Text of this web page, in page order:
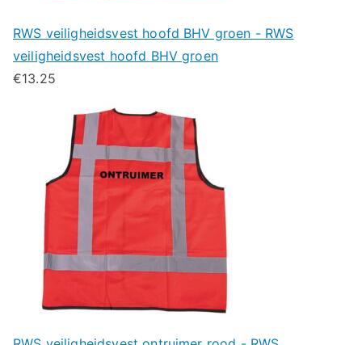
RWS veiligheidsvest hoofd BHV groen - RWS
veiligheidsvest hoofd BHV groen
€13.25